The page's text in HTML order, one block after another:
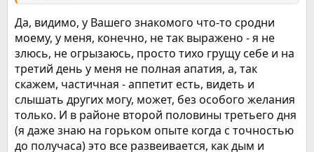
Да, видимо, у Вашего знакомого что-то сродни
моему, у меня, конечно, не так выражено - я не
злюсь, не огрызаюсь, просто тихо грущу себе и на
третий день у меня не полная апатия, а, так
скажем, частичная - аппетит есть, видеть и
слышать других могу, может, без особого желания
только. И в районе второй половины третьего дня
(я даже знаю на горьком опыте когда с точностью
до получаса) это все развеивается, как дым и